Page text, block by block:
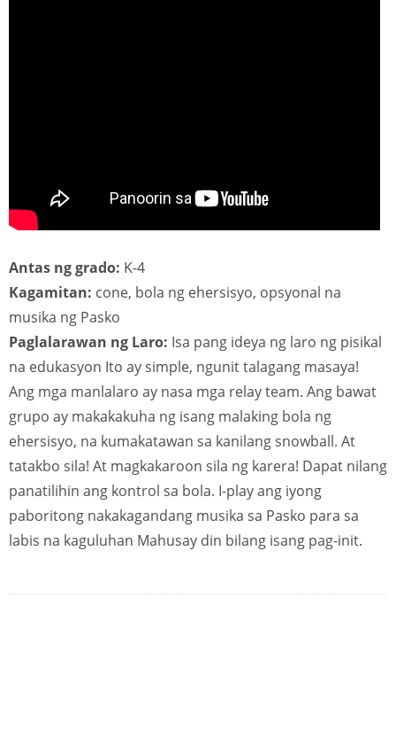
Antas ng grado: K-4
Kagamitan: cone, bola ng ehersisyo, opsyonal na
musika ng Pasko
Paglalarawan ng Laro: Isa pang ideya ng laro ng pisikal
na edukasyon Ito ay simple, ngunit talagang masaya!
Ang mga manlalaro ay nasa mga relay team. Ang bawat
grupo ay makakakuha ng isang malaking bola ng
ehersisyo, na kumakatawan sa kanilang snowball. At
tatakbo sila! At magkakaroon sila ng karera! Dapat nilang
panatilihin ang kontrol sa bola. I-play ang iyong
paboritong nakakagandang musika sa Pasko para sa
labis na kaguluhan Mahusay din bilang isang pag-init.